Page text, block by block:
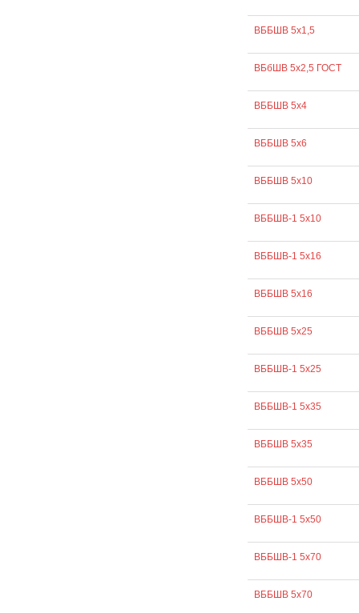
ВББШВ 5х1,5
ВБбШВ 5х2,5 ГОСТ
ВББШВ 5х4
ВББШВ 5х6
ВББШВ 5х10
ВББШВ-1 5х10
ВББШВ-1 5х16
ВББШВ 5х16
ВББШВ 5х25
ВББШВ-1 5х25
ВББШВ-1 5х35
ВББШВ 5х35
ВББШВ 5х50
ВББШВ-1 5х50
ВББШВ-1 5х70
ВББШВ 5х70